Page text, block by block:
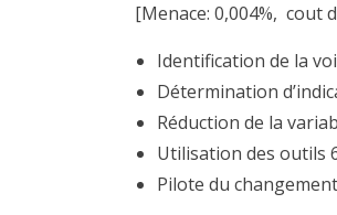
[Menace: 0,004%, cout
Identification de la
Détermination
Réduction de la
Utilisation des outils
Pilote du